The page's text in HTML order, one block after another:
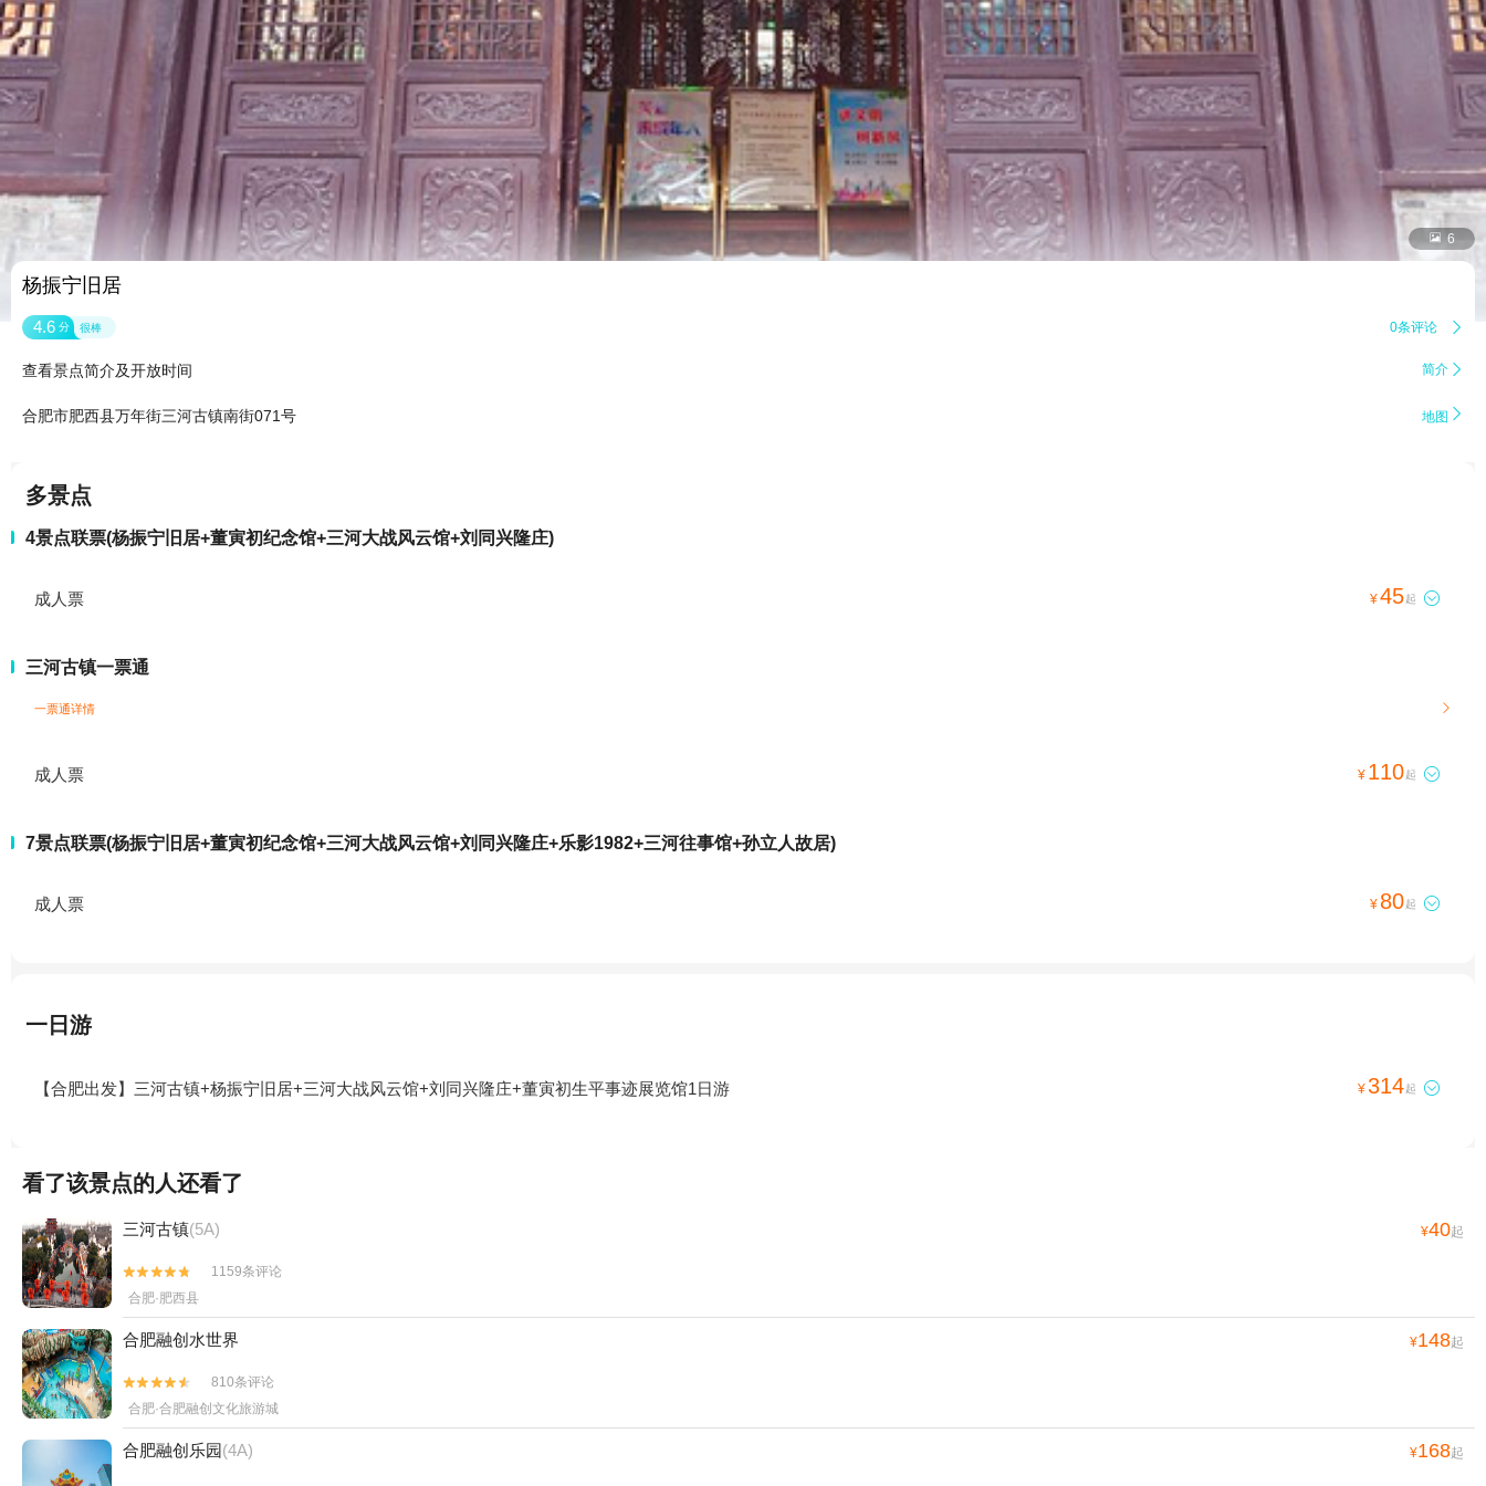
 6
杨振宁旧居
4.6 分 很棒 0条评论 
查看景点简介及开放时间 简介 
合肥市肥西县万年街三河古镇南街071号 地图 
多景点
4景点联票(杨振宁旧居+董寅初纪念馆+三河大战风云馆+刘同兴隆庄)
成人票 ¥45起 
三河古镇一票通
一票通详情 
成人票 ¥ 110起 
7景点联票(杨振宁旧居+董寅初纪念馆+三河大战风云馆+刘同兴隆庄+乐影1982+三河往事馆+孙立人故居)
成人票 ¥ 80起 
一日游
【合肥出发】三河古镇+杨振宁旧居+三河大战风云馆+刘同兴隆庄+董寅初生平事迹展览馆1日游 ¥314起 
看了该景点的人还看了
三河古镇(5A) ¥40起


1159条评论
合肥·肥西县
合肥融创水世界 ¥148起


810条评论
合肥·合肥融创文化旅游城
合肥融创乐园(4A) ¥168起